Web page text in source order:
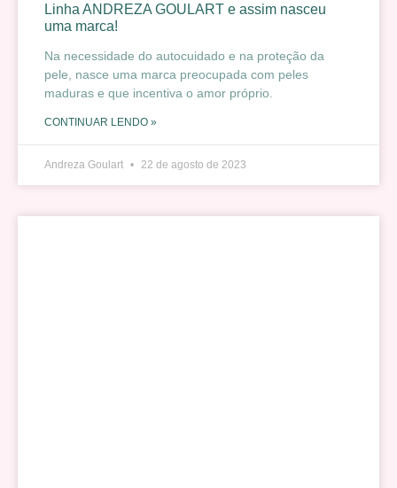
Linha ANDREZA GOULART e assim nasceu
uma marca!
Na necessidade do autocuidado e na proteção da
pele, nasce uma marca preocupada com peles
maduras e que incentiva o amor próprio.
CONTINUAR LENDO »
Andreza Goulart 22 de agosto de 2023